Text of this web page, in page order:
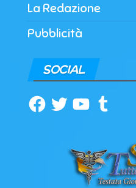
La Redazione
Pubblicità
SOCIAL
Facebook
TwitterYouTubeTumblr